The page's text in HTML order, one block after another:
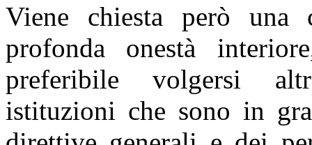
Viene chiesta però una
profonda onestà
preferibile volgersi
istituzioni che sono in